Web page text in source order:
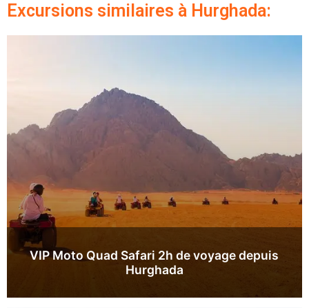
Excursions similaires à Hurghada:
VIP Moto Quad Safari 2h de voyage depuis
Hurghada